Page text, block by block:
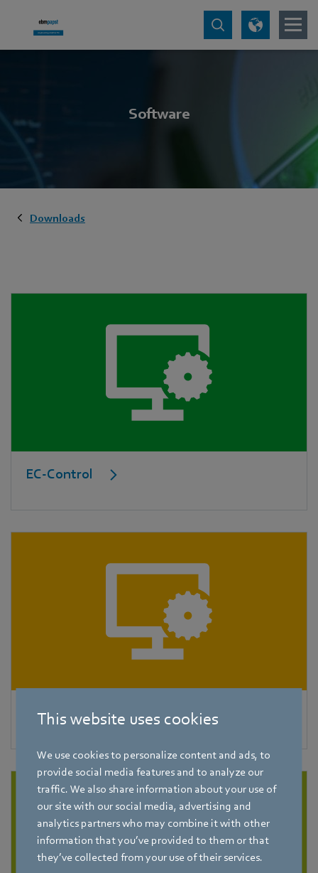
This website uses cookies
We use cookies to personalize content and ads, to
provide social media features and to analyze our
traffic. We also share information about your use of
our site with our social media, advertising and
analytics partners who may combine it with other
information that you’ve provided to them or that
they’ve collected from your use of their services.
Software
Downloads
EC-Control
EC-Clone